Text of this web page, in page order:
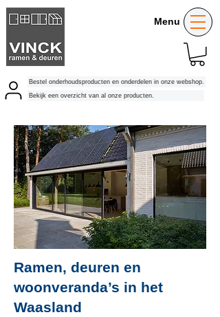
Bekijk een overzicht van al onze producten.
Bestel onderhoudsproducten en onderdelen in onze webshop.
Menu
Ramen, deuren en
woonveranda’s in het
Waasland